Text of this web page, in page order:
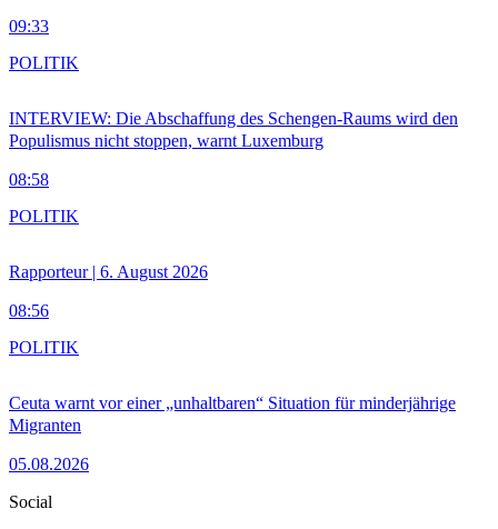
09:33
INTERVIEW: Die Abschaffung des Schengen-Raums wird den
Populismus nicht stoppen, warnt Luxemburg
08:58
POLITIK
Rapporteur | 6. August 2026
08:56
POLITIK
Ceuta warnt vor einer „unhaltbaren“ Situation für minderjährige
Migranten
05.08.2026
POLITIK
Social